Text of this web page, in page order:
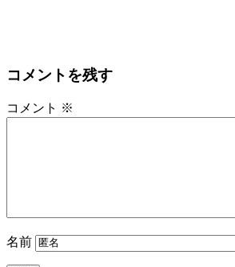
コメントを残す
コメント ※
名前